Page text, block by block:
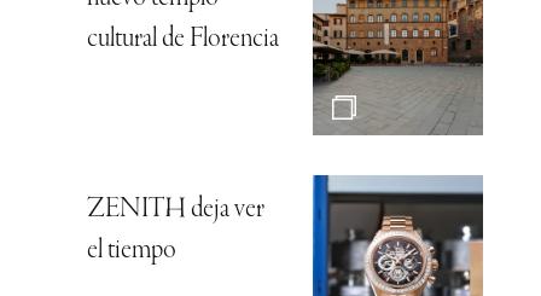
cultural de Florencia
ZENITH deja ver
el tiempo